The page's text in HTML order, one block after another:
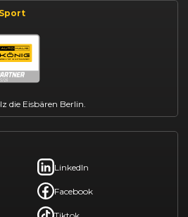
die Eisbären Berlin.
LinkedIn
Facebook